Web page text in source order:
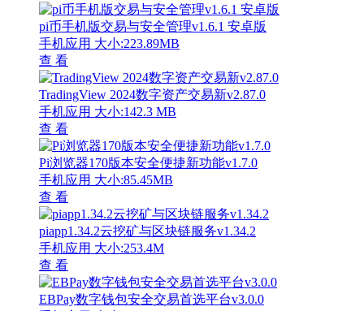
pi币手机版交易与安全管理v1.6.1 安卓版
手机应用 大小:223.89MB
查 看
TradingView 2024数字资产交易新v2.87.0
手机应用 大小:142.3 MB
查 看
Pi浏览器170版本安全便捷新功能v1.7.0
手机应用 大小:85.45MB
查 看
piapp1.34.2云挖矿与区块链服务v1.34.2
手机应用 大小:253.4M
查 看
EBPay数字钱包安全交易首选平台v3.0.0